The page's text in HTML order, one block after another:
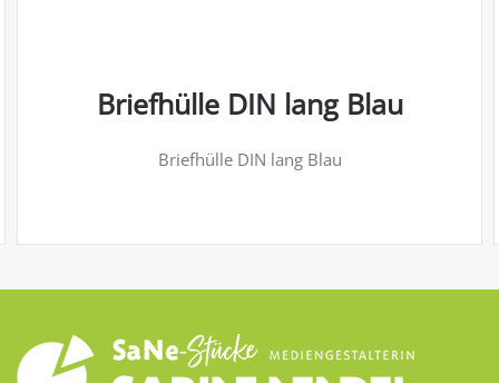
Briefhülle DIN lang Blau
Briefhülle DIN lang Blau